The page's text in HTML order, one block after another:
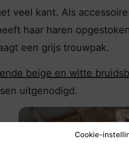
Cookie-
veel kant. Als
haar haren
een grijs trouwpak.
beige en witte
uitgenodigd.